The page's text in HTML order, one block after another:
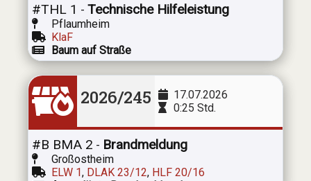
#THL 1 - Technische Hilfeleistung
Pflaumheim
KlaF
Baum auf Straße
2026/245
17.07.2026
0:25 Std.
#B BMA 2 - Brandmeldung
Großostheim
ELW 1, DLAK 23/12, HLF 20/16